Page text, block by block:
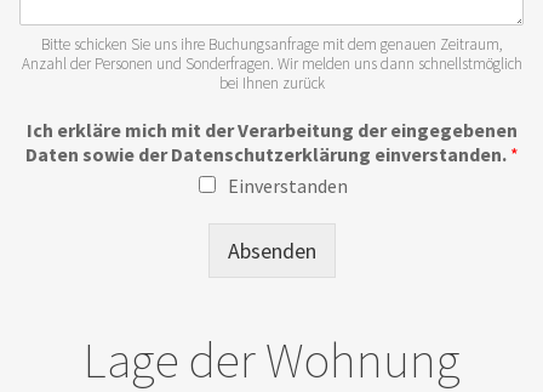
Bitte schicken Sie uns ihre Buchungsanfrage mit dem genauen Zeitraum,
Anzahl der Personen und Sonderfragen. Wir melden uns dann schnellstmöglich
bei Ihnen zurück
Ich erkläre mich mit der Verarbeitung der eingegebenen
Daten sowie der Datenschutzerklärung einverstanden. *
Einverstanden
Absenden
Lage der Wohnung